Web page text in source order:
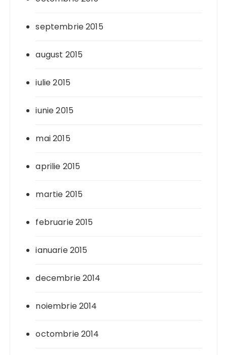
septembrie 2015
august 2015
iulie 2015
iunie 2015
mai 2015
aprilie 2015
martie 2015
februarie 2015
ianuarie 2015
decembrie 2014
noiembrie 2014
octombrie 2014